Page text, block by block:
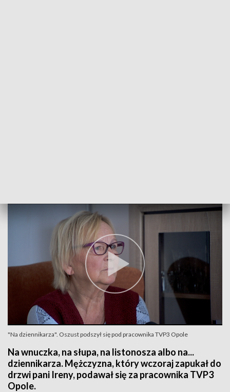
"Na dziennikarza". Oszust podszył się pod pracownika TVP3 Opole
Na wnuczka, na słupa, na listonosza albo na...
dziennikarza. Mężczyzna, który wczoraj zapukał do
drzwi pani Ireny, podawał się za pracownika TVP3
Opole.